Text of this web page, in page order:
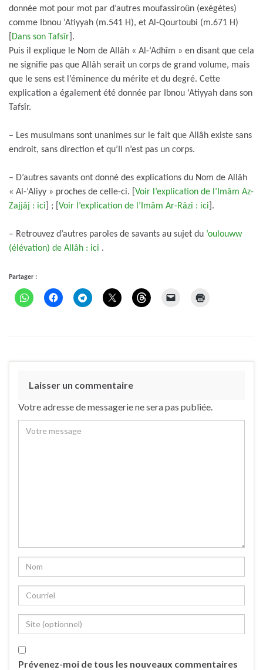
donnée mot pour mot par d’autres moufassiroûn (exégètes)
comme Ibnou ‘Atiyyah (m.541 H), et Al-Qourtoubi (m.671 H)
Dans son Tafsîr ].
Puis il explique le Nom de Allâh « Al-‘Adhîm » en disant que cela
ne signifie pas que Allâh serait un corps de grand volume, mais
que le sens est l’éminence du mérite et du degré. Cette
explication a également été donnée par Ibnou ‘Atiyyah dans son
Tafsîr.
– Les musulmans sont unanimes sur le fait que Allâh existe sans
endroit, sans direction et qu’Il n’est pas un corps.
– D’autres savants ont donné des explications du Nom de Allâh
« Al-‘Aliyy » proches de celle-ci. [ Voir l’explication de l’Imâm Az-
Zajjâj : ici ] ; [ Voir l’explication de l’Imâm Ar-Râzi : ici ].
– Retrouvez d’autres paroles de savants au sujet du ‘oulouww
(élévation) de Allâh : ici .
Partager :
Laisser un commentaire
Votre adresse de messagerie ne sera pas publiée.
Prévenez-moi de tous les nouveaux commentaires